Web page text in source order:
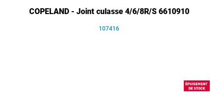
COPELAND - Joint culasse 4/6/8R/S 6610910
107416